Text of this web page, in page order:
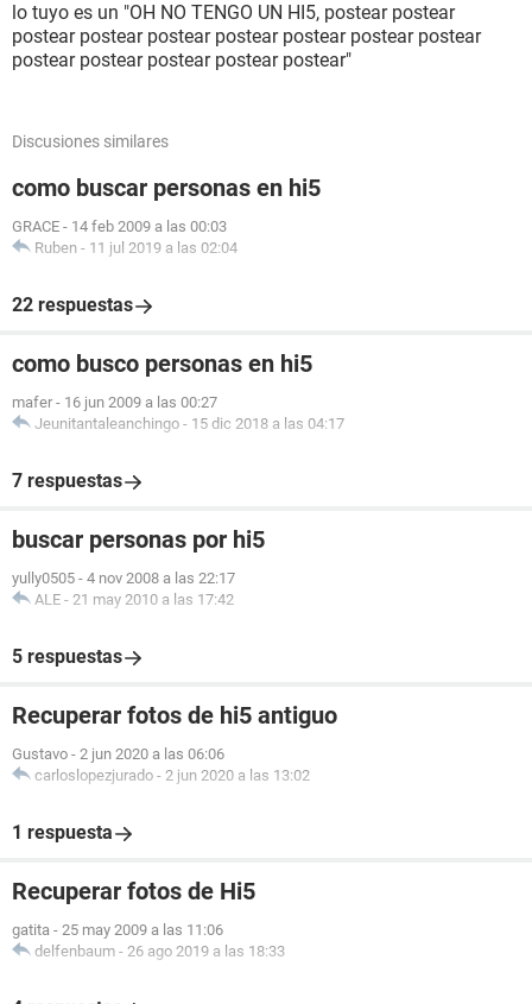
lo tuyo es un "OH NO TENGO UN HI5, postear postear
postear postear postear postear postear postear postear
postear postear postear postear postear"
Discusiones similares
como buscar personas en hi5
GRACE - 14 feb 2009 a las 00:03
Ruben - 11 jul 2019 a las 02:04
22 respuestas
como busco personas en hi5
mafer - 16 jun 2009 a las 00:27
Jeunitantaleanchingo - 15 dic 2018 a las 04:17
7 respuestas
buscar personas por hi5
yully0505 - 4 nov 2008 a las 22:17
ALE - 21 may 2010 a las 17:42
5 respuestas
Recuperar fotos de hi5 antiguo
Gustavo - 2 jun 2020 a las 06:06
carloslopezjurado - 2 jun 2020 a las 13:02
1 respuesta
Recuperar fotos de Hi5
gatita - 25 may 2009 a las 11:06
delfenbaum - 26 ago 2019 a las 18:33